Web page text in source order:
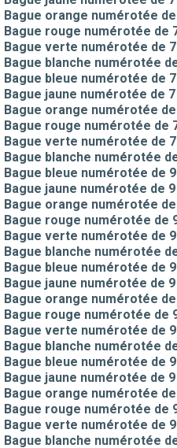
Bague orange numérotée
Bague rouge numérotée de
Bague verte numérotée de
Bague blanche numérotée
Bague bleue numérotée de
Bague jaune numérotée de
Bague orange numérotée
Bague rouge numérotée de
Bague verte numérotée de
Bague blanche numérotée
Bague bleue numérotée de
Bague jaune numérotée de
Bague orange numérotée
Bague rouge numérotée de
Bague verte numérotée de
Bague blanche numérotée
Bague bleue numérotée de
Bague jaune numérotée de
Bague orange numérotée
Bague rouge numérotée de
Bague verte numérotée de
Bague blanche numérotée
Bague bleue numérotée de
Bague jaune numérotée de
Bague orange numérotée
Bague rouge numérotée de
Bague verte numérotée de
Bague blanche numérotée